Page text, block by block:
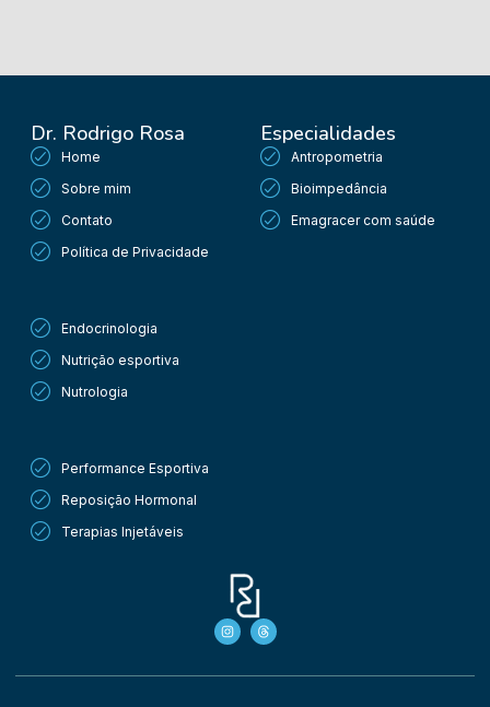
Dr. Rodrigo Rosa
Home
Sobre mim
Contato
Política de Privacidade
Especialidades
Antropometria
Bioimpedância
Emagracer com saúde
Endocrinologia
Nutrição esportiva
Nutrologia
Performance Esportiva
Reposição Hormonal
Terapias Injetáveis